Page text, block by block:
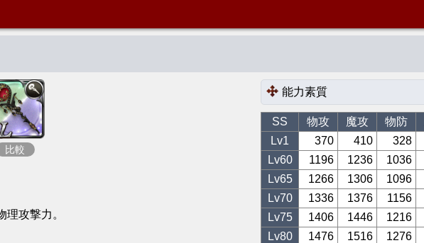
比較
攻撃力。
能力素質
SS 物攻 魔攻 物防
Lv1
370 410 328
Lv60 1196 1236 1036
Lv65 1266 1306 1096
Lv70 1336 1376 1156
Lv75 1406 1446 1216
Lv80 1476 1516 1276